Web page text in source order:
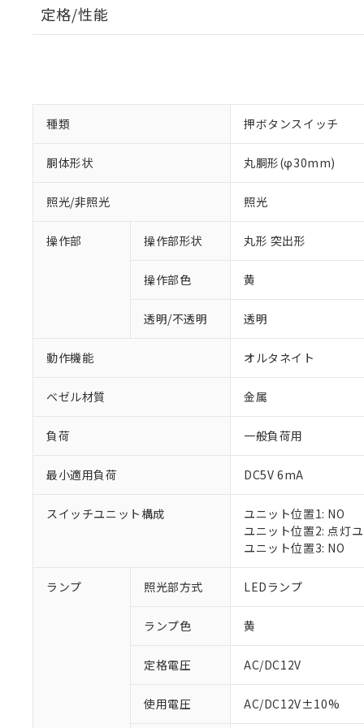
定格/性能
種類 押ボタンスイッチ
胴体形状 丸胴形(φ30mm)
照光/非照光 照光
操作部 操作部形状 丸形 突出形
操作部色 黄
透明/不透明 透明
動作機能 オルタネイト
ベゼル材質 金属
負荷 一般負荷用
最小適用負荷 DC5V 6mA
スイッチユニット構成
ユニット位置1: NO
ユニット位置2: 点灯
ユニット位置3: NO
ランプ 照光部方式 LEDランプ
ランプ色 黄
定格電圧 AC/DC12V
使用電圧 AC/DC12V±10%
ご利用条件
※1 対応状況
調査・確認中：
非該当品：ライセ
仕入先様の事情に
があります。
※1 中国